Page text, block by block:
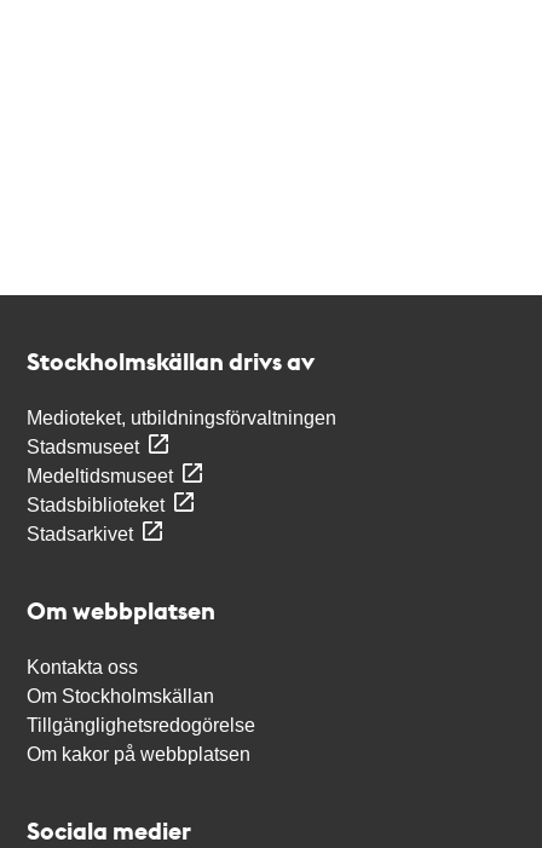
Stockholmskällan drivs av
Medioteket, utbildningsförvaltningen
Stadsmuseet
Medeltidsmuseet
Stadsbiblioteket
Stadsarkivet
Om webbplatsen
Kontakta oss
Om Stockholmskällan
Tillgänglighetsredogörelse
Om kakor på webbplatsen
Sociala medier